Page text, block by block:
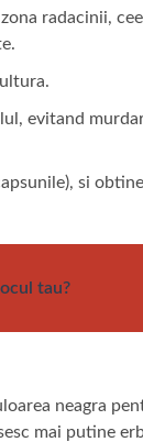
radacinii,
evitand
si
tau?
neagra
mai putine